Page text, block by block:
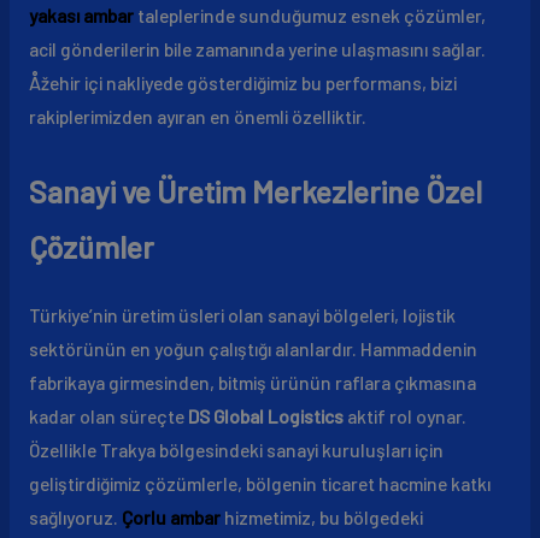
yakası ambartaleplerinde sunduğumuz esnek çözümler,
acil gönderilerin bile zamanında yerine ulaşmasını sağlar.
Åžehir içi nakliyede gösterdiğimiz bu performans, bizi
rakiplerimizden ayıran en önemli özelliktir.
Sanayi ve Üretim Merkezlerine Özel
Çözümler
Türkiye’nin üretim üsleri olan sanayi bölgeleri, lojistik
sektörünün en yoğun çalıştığı alanlardır. Hammaddenin
fabrikaya girmesinden, bitmiş ürünün raflara çıkmasına
kadar olan süreçte DS Global Logisticsaktif rol oynar.
Özellikle Trakya bölgesindeki sanayi kuruluşları için
geliştirdiğimiz çözümlerle, bölgenin ticaret hacmine katkı
sağlıyoruz. Çorlu ambarhizmetimiz, bu bölgedeki